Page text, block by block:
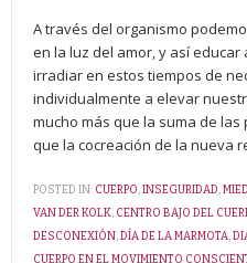
A través del organismo
en la luz del amor, y así
irradiar en estos tiempos de
individualmente a elevar
mucho más que la suma de
que la cocreación de la nueva
POSTED IN: CUERPO,INSEGURIDAD,
VAN DER KOLK, CENTRO BAJO DEL
DESCONEXIÓN,DÍA DE LA MARMOTA,
CUERPO EN EL MOVIMIENTO